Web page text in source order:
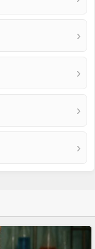
›
›
›
›